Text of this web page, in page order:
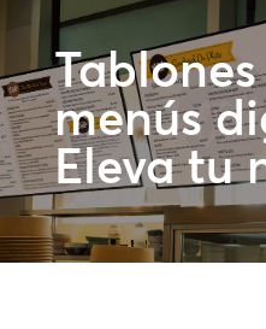
menús
Eleva tu